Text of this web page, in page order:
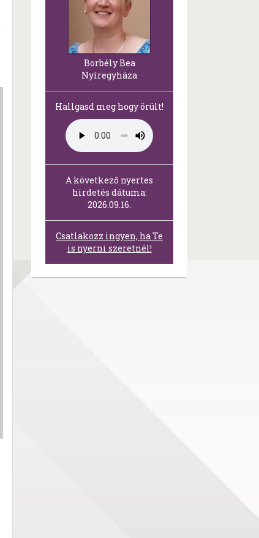
Borbély Bea
Nyíregyháza
Hallgasd meg hogy örült!
A következő nyertes
hirdetés dátuma:
2026.09.16.
Csatlakozz ingyen, ha Te
is nyerni szeretnél!